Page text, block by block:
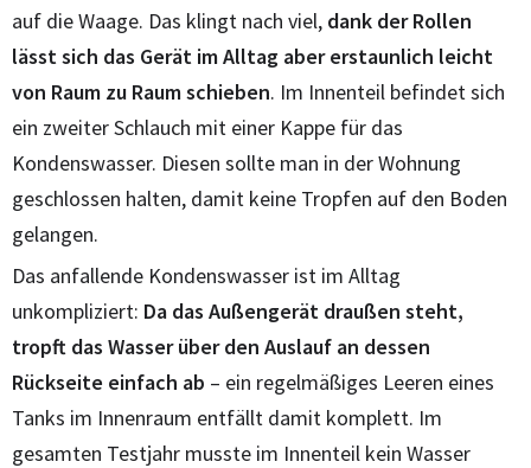
auf die Waage. Das klingt nach viel, dank der Rollen
lässt sich das Gerät im Alltag aber erstaunlich leicht
von Raum zu Raum schieben. Im Innenteil befindet sich
ein zweiter Schlauch mit einer Kappe für das
Kondenswasser. Diesen sollte man in der Wohnung
geschlossen halten, damit keine Tropfen auf den Boden
gelangen.
Das anfallende Kondenswasser ist im Alltag
unkompliziert: Da das Außengerät draußen steht,
tropft das Wasser über den Auslauf an dessen
Rückseite einfach ab – ein regelmäßiges Leeren eines
Tanks im Innenraum entfällt damit komplett. Im
gesamten Testjahr musste im Innenteil kein Wasser